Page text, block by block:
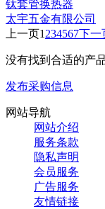
钛套管换热器
太宇五金有限公司
上一页1 234567下一
没有找到合适的产
发布采购信息
网站导航
网站介绍
服务条款
隐私声明
会员服务
广告服务
友情链接